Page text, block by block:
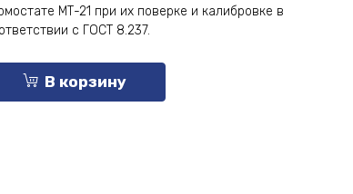
МТ-21 при их поверке и калибровке в
с ГОСТ 8.237.
В корзину